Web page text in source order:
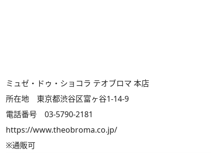
ミュゼ・ドゥ・ショコラ テオブロマ 本店
所在地 東京都渋谷区富ヶ谷1-14-9
電話番号 03-5790-2181
https://www.theobroma.co.jp/
※通販可